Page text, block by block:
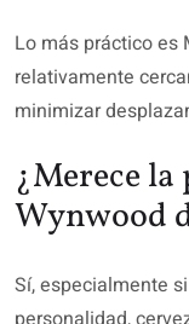
Lo más práctico es
relativamente
minimizar
¿Merece
Wynwood
Sí, especialmente